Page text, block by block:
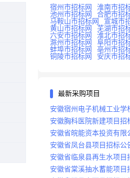
宿州市招标网
淮南市招
池州市招标网
合肥市招
马鞍山市招标网
宣城市
黄山市招标网
芜湖市招
六安市招标网
淮北市招
滁州市招标网
阜阳市招
蚌埠市招标网
亳州市招
铜陵市招标网
安庆市招
最新采购项目
安徽宿州电子机械工业学
安徽胸科医院新建项目招
安徽省皖能资本投资有限
统建设项目招标
安徽省凤台县项目招标公
安徽省临泉县再生水项目
安徽省棠溪抽水蓄能项目